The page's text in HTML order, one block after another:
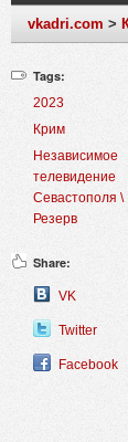
vkadri.com >
Tags:
2023
Крим
Независимое
телевидение
Севастополя \
Резерв
Share:
VK
Twitter
Facebook